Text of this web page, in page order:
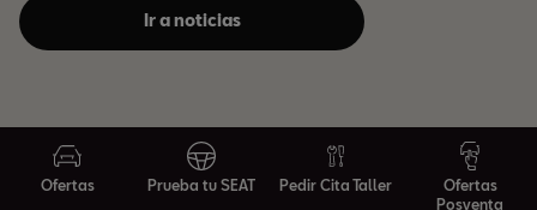
Ofertas Prueba tu SEAT Pedir Cita Taller
Ofertas
Posventa
Ir a noticias